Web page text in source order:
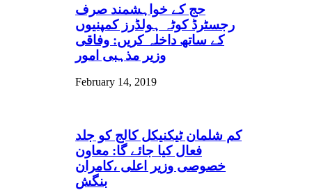
حج کے خواہشمند صرف
رجسٹرڈ کوٹہ ہولڈرز کمپنیوں
کے ساتھ داخلہ کریں: وفاقی
وزیر مذہبی امور
February 14, 2019
کم شلمان ٹیکنیکل کالج کو جلد
فعال کیا جائے گا: معاون
خصوصی وزیر اعلی ،کامران
بنگش